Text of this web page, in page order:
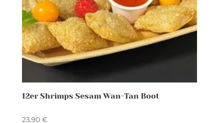
12er Shrimps Sesam Wan-Tan Boot
23,90 €